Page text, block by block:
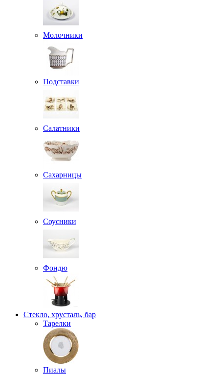
Молочники
Подставки
Салатники
Сахарницы
Соусники
Фондю
Стекло, хрусталь, бар
Тарелки
Пиалы